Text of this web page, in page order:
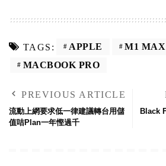
TAGS: APPLE M1 MAX
MACBOOK PRO
PREVIOUS ARTICLE
流動上網要求低一律建議轉台用儲
值咭Plan一年慳過千
Black